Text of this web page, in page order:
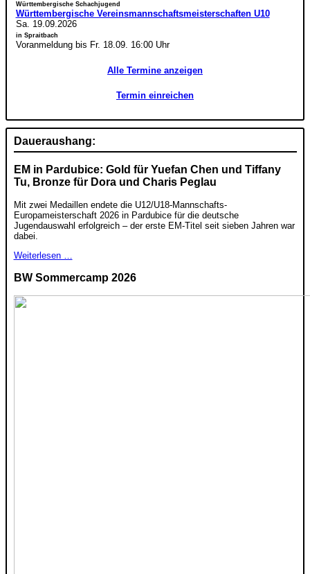
Württembergische Schachjugend
Württembergische Vereinsmannschaftsmeisterschaften U10
Sa. 19.09.2026
in Spraitbach
Voranmeldung bis Fr. 18.09. 16:00 Uhr
Alle Termine anzeigen
Termin einreichen
Daueraushang:
EM in Pardubice: Gold für Yuefan Chen und Tiffany
Tu, Bronze für Dora und Charis Peglau
Mit zwei Medaillen endete die U12/U18-Mannschafts-
Europameisterschaft 2026 in Pardubice für die deutsche
Jugendauswahl erfolgreich – der erste EM-Titel seit sieben Jahren war
dabei.
Weiterlesen …
BW Sommercamp 2026